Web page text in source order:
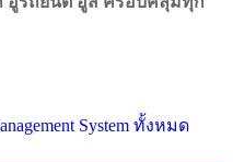
System ทั้งหมด